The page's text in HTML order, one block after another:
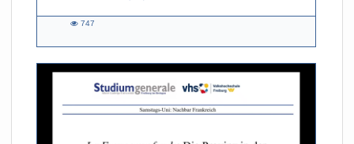
747